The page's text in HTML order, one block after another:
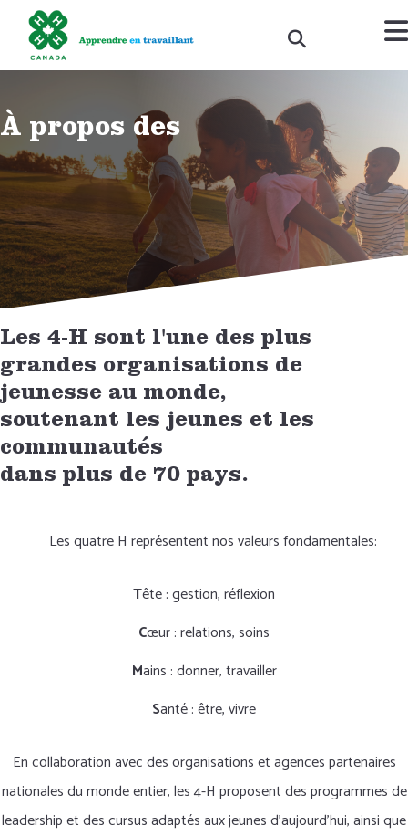
À propos des
Les 4-H sont l'une des plus
grandes organisations de
jeunesse au monde,
soutenant les jeunes et les
communautés
dans plus de 70 pays.
Les quatre H représentent nos valeurs fondamentales:
Tête : gestion, réflexion
Cœur : relations, soins
Mains : donner, travailler
Santé : être, vivre
En collaboration avec des organisations et agences partenaires
nationales du monde entier, les 4-H proposent des programmes de
leadership et des cursus adaptés aux jeunes d'aujourd'hui, ainsi que